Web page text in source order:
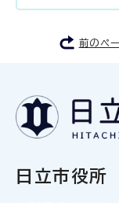
前のペ
日立市役所